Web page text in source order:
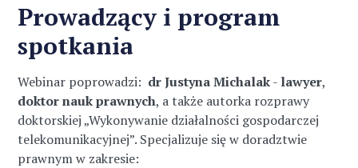
Prowadzący i program
spotkania
Webinar poprowadzi: dr Justyna Michalak- lawyer,
doktor nauk prawnych, a także autorka rozprawy
doktorskiej „Wykonywanie działalności gospodarczej
telekomunikacyjnej”. Specjalizuje się w doradztwie
prawnym w zakresie: